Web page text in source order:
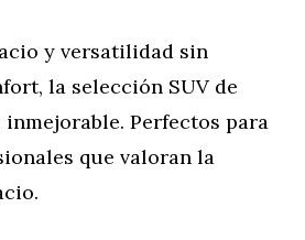
y versatilidad sin
la selección SUV de
inmejorable. Perfectos para
que valoran la